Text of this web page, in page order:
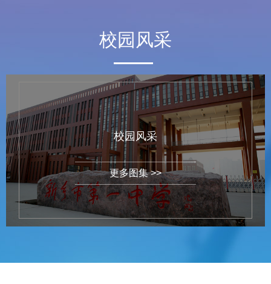
校园风采
校园风采
更多图集 >>